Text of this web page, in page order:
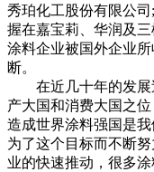
秀珀化工股份有限公
握在嘉宝莉、华润及
涂料企业被国外企业
断。
在近几十年的发展
产大国和消费大国之
造成世界涂料强国是
为了这个目标而不断
业的快速推动，很多